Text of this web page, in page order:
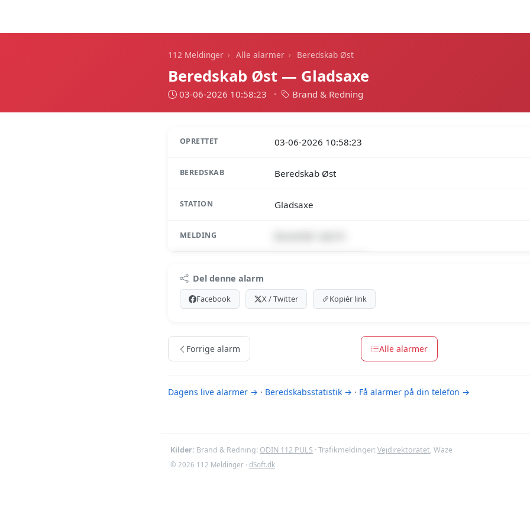
112 Meldinger › Alle alarmer › Beredskab Øst
Beredskab Øst — Gladsaxe
03-06-2026 10:58:23 · Brand & Redning
OPRETTET 03-06-2026 10:58:23
BEREDSKAB Beredskab Øst
STATION Gladsaxe
MELDING
Premium indhold
Log ind med Premium for at se meldingen.
Se Premium-muligheder
Del denne alarm
Facebook X / Twitter Kopiér link
Forrige alarm Alle alarmer
Dagens live alarmer → · Beredskabsstatistik → · Få alarmer på din telefon →
Kilder: Brand & Redning: ODIN 112 PULS · Trafikmeldinger:Vejdirektoratet, Waze
© 2026 112 Meldinger · dSoft.dk